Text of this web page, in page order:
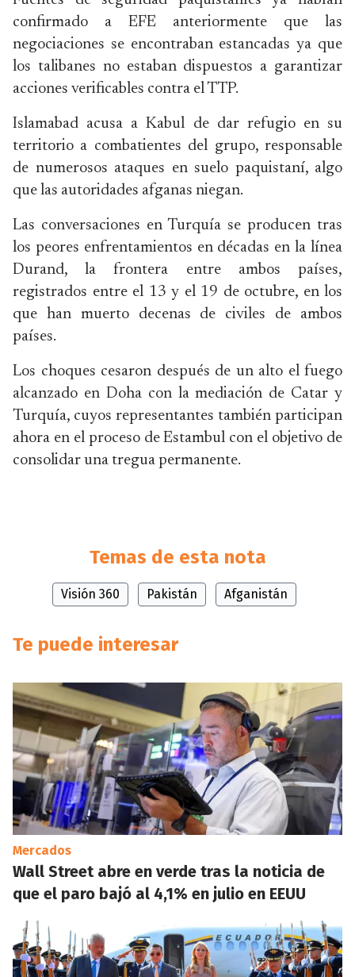
confirmado a EFE anteriormente que las
negociaciones se encontraban estancadas ya que
los talibanes no estaban dispuestos a garantizar
acciones verificables contra el TTP.
Islamabad acusa a Kabul de dar refugio en su
territorio a combatientes del grupo, responsable
de numerosos ataques en suelo paquistaní, algo
que las autoridades afganas niegan.
Las conversaciones en Turquía se producen tras
los peores enfrentamientos en décadas en la línea
Durand, la frontera entre ambos países,
registrados entre el 13 y el 19 de octubre, en los
que han muerto decenas de civiles de ambos
países.
Los choques cesaron después de un alto el fuego
alcanzado en Doha con la mediación de Catar y
Turquía, cuyos representantes también participan
ahora en el proceso de Estambul con el objetivo de
consolidar una tregua permanente.
Temas de esta nota
Visión 360 Pakistán Afganistán
Te puede interesar
Mercados
Wall Street abre en verde tras la noticia de
que el paro bajó al 4,1% en julio en EEUU